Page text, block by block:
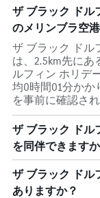
ザ ブラック ドル
のメリンブラ空
ザ ブラック ドル
は、2.5km先に
ルフィン ホリデ
均0時間01分かか
を事前に確認さ
ザ ブラック ドル
を同伴できます
ザ ブラック ドル
ありますか？